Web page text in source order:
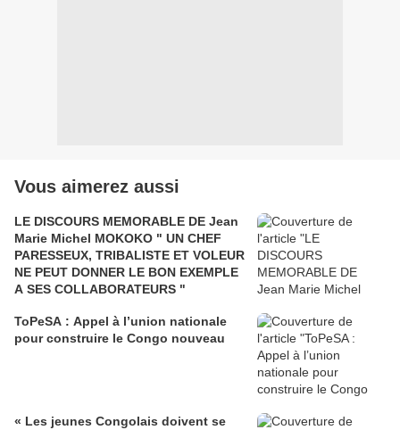
Vous aimerez aussi
LE DISCOURS MEMORABLE DE Jean
Marie Michel MOKOKO " UN CHEF
PARESSEUX, TRIBALISTE ET VOLEUR
NE PEUT DONNER LE BON EXEMPLE
A SES COLLABORATEURS "
ToPeSA : Appel à l’union nationale
pour construire le Congo nouveau
« Les jeunes Congolais doivent se